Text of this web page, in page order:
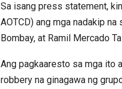
Sa isang press statement,
AOTCD) ang mga nadakip
Bombay, at Ramil Mercado
Ang pagkaaresto sa mga ito
robbery na ginagawa ng